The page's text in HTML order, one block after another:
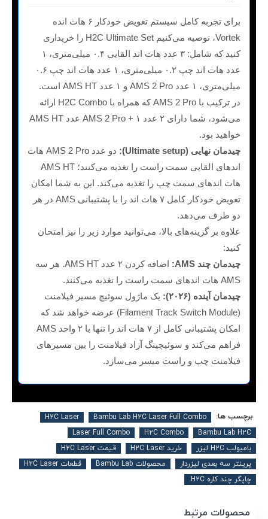
برای تجربه کامل سیستم تعویض خودکار ۶ هات انده
Vortek، توصیه می‌کنیم H2C Ultimate Set را خریداری
کنید که شامل: ۳ عدد هات اند القایی ۰.۴ میلی‌متری، ۱
عدد هات اند چپ ۰.۲ میلی‌متری، ۱ عدد هات اند چپ ۰.۶
میلی‌متری، ۱ عدد AMS 2 Pro و ۱ عدد AMS HT است.
در ترکیب با AMS 2 Pro که همراه با H2C Combo ارائه
می‌شود، شما دارای ۲ عدد AMS 2 Pro + ۱ عدد AMS HT
خواهید بود.
چیدمان نهایی (Ultimate setup):
دو عدد AMS 2 Pro هات
اندهای القایی سمت راست را تغذیه می‌کنند؛ AMS HT
هات اندهای سمت چپ را تغذیه می‌کند. این به شما امکان
تعویض خودکار کامل ۷ هات اند را با پشتیبانی AMS در هر
دو طرف می‌دهد.
علاوه بر گزینه‌های بالا، می‌توانید موارد زیر را نیز امتحان
کنید:
چیدمان چند AMS:
اضافه کردن ۲ عدد AMS HT. هر سه
AMS هات اندهای سمت راست را تغذیه می‌کنند.
چیدمان آینده (۲۰۲۶):
یک ماژول سوئیچ مسیر فیلامنت
(Filament Track Switch Module) عرضه خواهد شد که
امکان پشتیبانی کامل از ۷ هات اند را تنها با ۲ واحد AMS
فراهم می‌کند و سوئیچینگ آزاد فیلامنت را بین مسیرهای
فیلامنت چپ و راست میسر می‌سازد.
برچسب ها: Bambu Lab H2C Laser Full Combo
H2C Laser
Bambu Lab H2C
H2C Combo
Laser Full Combo
بامبولب H2C لیزر
خرید H2C Laser
قیمت H2C Laser
پرینتر سه بعدی لیزردار
محصولات Bambu Lab
قطعات H2C Laser
چاپگر چند کاره H2C.
محصولات مرتبط